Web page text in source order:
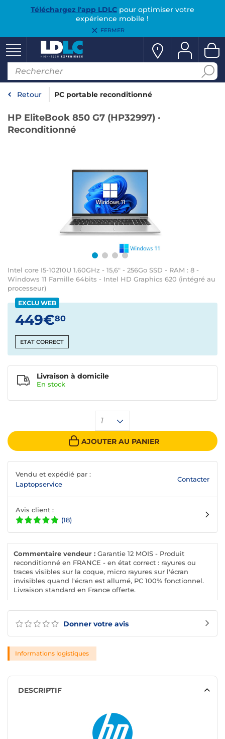
Téléchargez l'app LDLCpour optimiser votre
expérience mobile !
FERMER
Retour PC portable reconditionné
HP EliteBook 850 G7 (HP32997) ·
Reconditionné
Intel core I5-10210U 1.60GHz - 15,6" - 256Go SSD - RAM : 8 -
Windows 11 Famille 64bits - Intel HD Graphics 620 (intégré au
processeur)
Donner votre avis
EXCLU WEB
449€80
ETAT CORRECT
1
AJOUTER AU PANIER
Livraison à domicile
En stock
Vendu et expédié par :
Laptopservice
Contacter
Avis client :
(18)
Commentaire vendeur : Garantie 12 MOIS - Produit
reconditionné en FRANCE - en état correct : rayures ou
traces visibles sur la coque, micro rayures sur l'écran
invisibles quand l'écran est allumé, PC 100% fonctionnel.
Livraison standard en France offerte.
Informations logistiques
DESCRIPTIF